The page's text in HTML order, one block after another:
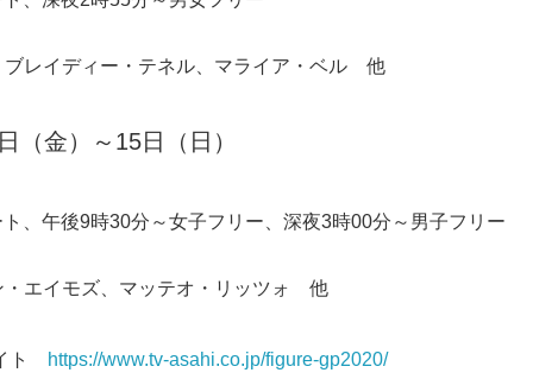
ブレイディー・テネル、マライア・ベル 他
（金）～15日（日）
、午後9時30分～女子フリー、深夜3時00分～男子フリー
・エイモズ、マッテオ・リッツォ 他
ト https://www.tv-asahi.co.jp/figure-gp2020/